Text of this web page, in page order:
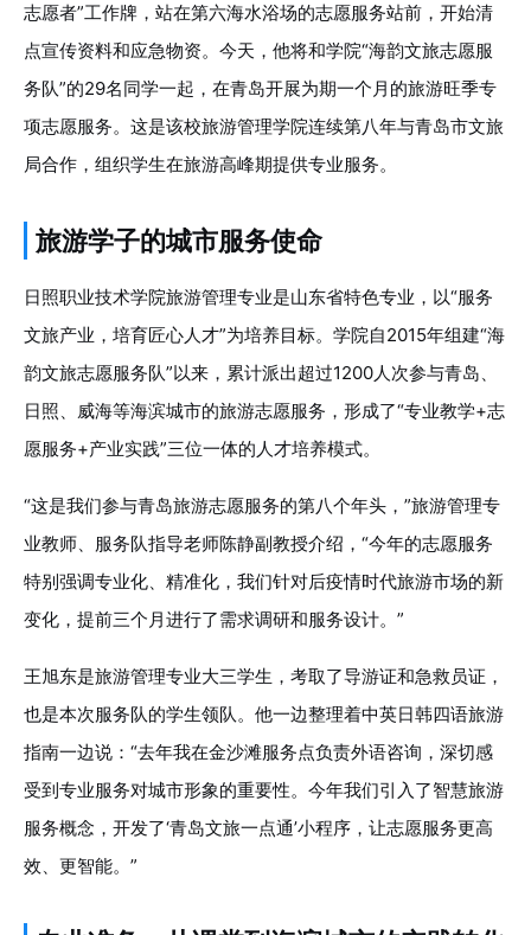
志愿者”工作牌，站在第六海水浴场的志愿服务站前，开始清
点宣传资料和应急物资。今天，他将和学院“海韵文旅志愿服
务队”的29名同学一起，在青岛开展为期一个月的旅游旺季专
项志愿服务。这是该校旅游管理学院连续第八年与青岛市文旅
局合作，组织学生在旅游高峰期提供专业服务。
旅游学子的城市服务使命
日照职业技术学院旅游管理专业是山东省特色专业，以“服务
文旅产业，培育匠心人才”为培养目标。学院自2015年组建“海
韵文旅志愿服务队”以来，累计派出超过1200人次参与青岛、
日照、威海等海滨城市的旅游志愿服务，形成了“专业教学+志
愿服务+产业实践”三位一体的人才培养模式。
“这是我们参与青岛旅游志愿服务的第八个年头，”旅游管理专
业教师、服务队指导老师陈静副教授介绍，“今年的志愿服务
特别强调专业化、精准化，我们针对后疫情时代旅游市场的新
变化，提前三个月进行了需求调研和服务设计。”
王旭东是旅游管理专业大三学生，考取了导游证和急救员证，
也是本次服务队的学生领队。他一边整理着中英日韩四语旅游
指南一边说：“去年我在金沙滩服务点负责外语咨询，深切感
受到专业服务对城市形象的重要性。今年我们引入了智慧旅游
服务概念，开发了‘青岛文旅一点通’小程序，让志愿服务更高
效、更智能。”